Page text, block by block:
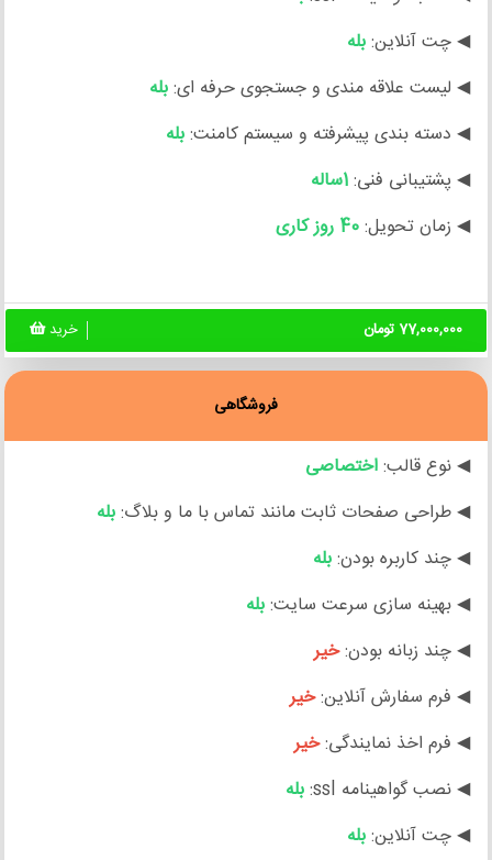
◀ چت آنلاین:بله
◀ لیست علاقه مندی و جستجوی حرفه ای:بله
◀ دسته بندی پیشرفته و سیستم کامنت:بله
◀ پشتیبانی فنی:1ساله
◀ زمان تحویل:40 روز کاری
77,000,000 تومان خرید
فروشگاهی
◀ نوع قالب:اختصاصی
◀ طراحی صفحات ثابت مانند تماس با ما و بلاگ:بله
◀ چند کاربره بودن:بله
◀ بهینه سازی سرعت سایت:بله
◀ چند زبانه بودن:خیر
◀ فرم سفارش آنلاین:خیر
◀ فرم اخذ نمایندگی:خیر
◀ نصب گواهینامه ssl:
بله
◀ چت آنلاین:بله